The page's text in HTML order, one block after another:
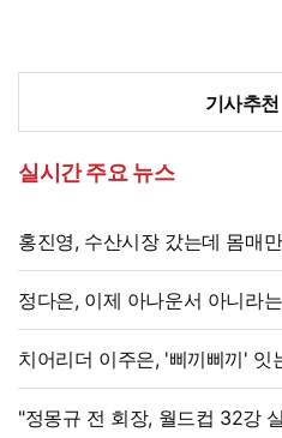
기사추천
실시간 주요 뉴스
홍진영, 수산시장 갔는데 몸매
'시선강탈'
정다은, 이제 아나운서 아니라
과감 반전 매력
치어리더 이주은, '삐끼삐끼'
"정몽규 전 회장, 월드컵 32강